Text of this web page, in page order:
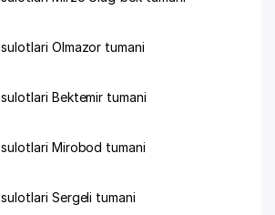
Olmazor tumani
Bektemir tumani
Mirobod tumani
Sergeli tumani